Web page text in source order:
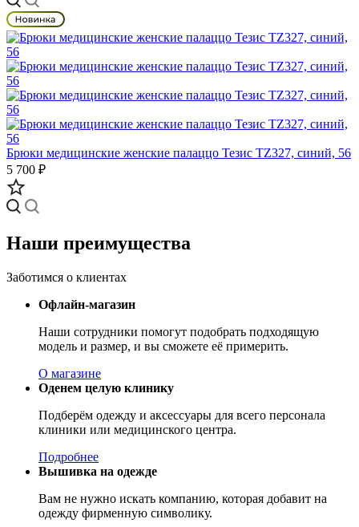
Брюки медицинские женские палаццо Тезис TZ327, синий, 56
5 700 ₽
Наши преимущества
Заботимся о клиентах
Офлайн-магазин
Наши сотрудники помогут подобрать подходящую
модель и размер, и вы сможете её примерить.
О магазине
Оденем целую клинику
Подберём одежду и аксессуары для всего персонала
клиники или медицинского центра.
Подробнее
Вышивка на одежде
Вам не нужно искать компанию, которая добавит на
одежду фирменную символику.